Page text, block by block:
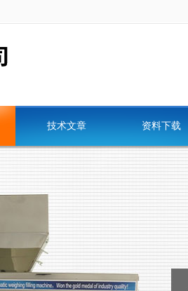
技术文章 资料下载